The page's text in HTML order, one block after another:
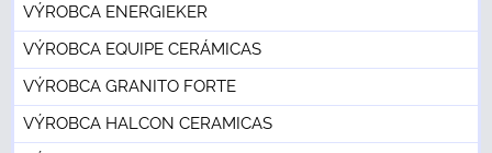
VÝROBCA ENERGIEKER
VÝROBCA EQUIPE CERÁMICAS
VÝROBCA GRANITO FORTE
VÝROBCA HALCON CERAMICAS